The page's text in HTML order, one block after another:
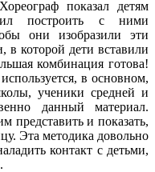
показал детям
построить с ними
они изобразили эти
в которой дети вставили
комбинация готова!
в основном,
ученики средней и
данный материал.
представить и показать,
Эта методика довольно
контакт с детьми,